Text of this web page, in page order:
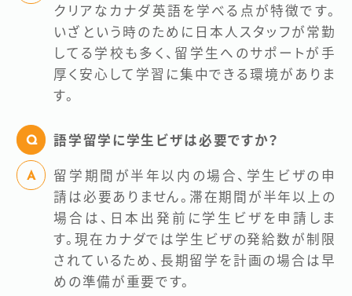
クリアなカナダ英語を学べる点が特徴です。
いざという時のために日本人スタッフが常勤
してる学校も多く、留学生へのサポートが手
厚く安心して学習に集中できる環境がありま
す。
語学留学に学生ビザは必要ですか？
留学期間が半年以内の場合、学生ビザの申
請は必要ありません。滞在期間が半年以上の
場合は、日本出発前に学生ビザを申請しま
す。現在カナダでは学生ビザの発給数が制限
されているため、長期留学を計画の場合は早
めの準備が重要です。